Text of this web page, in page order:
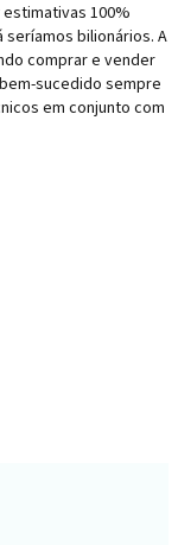
100%
bilionários. A
comprar e vender
sucedido sempre
em conjunto com